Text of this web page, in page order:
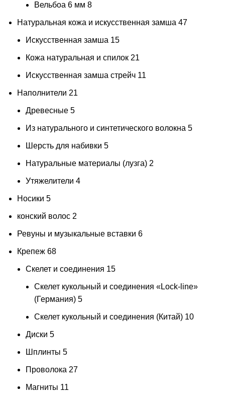
желто-
кариежелто-карие
желто-коричневый 2
желтовато коричневый с рыжевато-коричневой основой
желтовато-коричневый
желтовато-коричневый с персиковым оттенком
Желтовато-рыжий
желтовато-серый
Желтый 13
Вельбоа 6 мм 8
Натуральная кожа и искусственная замша 47
Искусственная замша 15
Кожа натуральная и спилок 21
Искусственная замша стрейч 11
Наполнители 21
Древесные 5
Из натурального и синтетического волокна 5
Шерсть для набивки 5
Натуральные материалы (лузга) 2
Утяжелители 4
Носики 5
конский волос 2
Ревуны и музыкальные вставки 6
Крепеж 68
Скелет и соединения 15
Скелет кукольный и соединения «Lock-line»
(Германия) 5
Скелет кукольный и соединения (Китай) 10
Диски 5
Шплинты 5
Проволока 27
Магниты 11